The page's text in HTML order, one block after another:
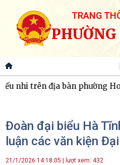
TRANG
nhi trên địa bàn phường
Đoàn đại biểu Hà
luận các văn kiện
21/1/2026 14:18:05 | lượt xem: 432